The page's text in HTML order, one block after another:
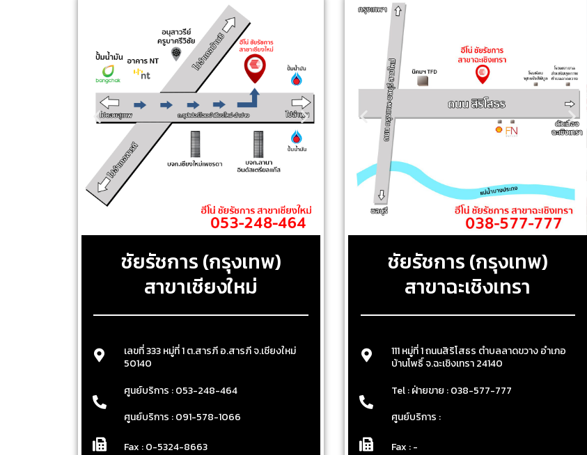
ชัยรัชการ (กรุงเทพ)
สาขาเชียงใหม่
เลขที่ 333 หมู่ที่ 1 ต.สารภี อ.สารภี จ.เชียงใหม่
50140
ศูนย์บริการ : 053-248-464
ศูนย์บริการ : 091-578-1066
Fax : 0-5324-8663
ชัยรัชการ (กรุงเทพ)
สาขาฉะเชิงเทรา
111 หมู่ที่ 1 ถนนสิริโสธร ตำบลลาดขวาง อำเภอ
บ้านโพธิ์ จ.ฉะเชิงเทรา 24140
Tel : ฝ่ายขาย : 038-577-777
ศูนย์บริการ :
Fax : -